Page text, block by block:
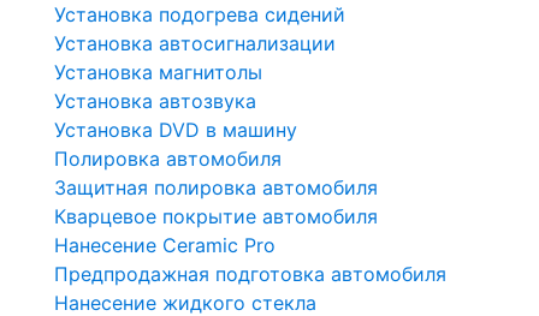
Установка подогрева сидений
Установка автосигнализации
Установка магнитолы
Установка автозвука
Установка DVD в машину
Полировка автомобиля
Защитная полировка автомобиля
Кварцевое покрытие автомобиля
Нанесение Ceramic Pro
Предпродажная подготовка автомобиля
Нанесение жидкого стекла